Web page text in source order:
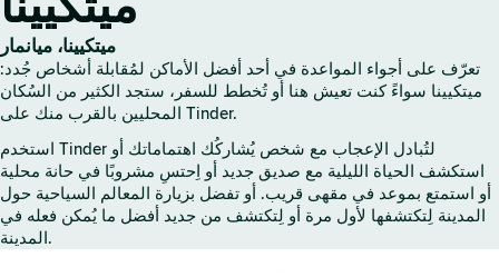
ئ
ي
س
ة
ل
ـ
T
ميتكيينا، ميانمار
تعرّف على أجواء المواعدة في أحد أفضل الأماكن لمُقابلة أشخاص جُدد:
ميتكيينا سواءً كنت تعيش هنا أو تُخطط للسفر، ستجد الكثير من السُكان
المحليين بالقرب منك على Tinder.
استخدم Tinder لتُبادل الإعجاب مع شخص يُشاركُك اهتماماتك أو
استكشف الحياة الليلية مع صديق جديد أو اِحتسِ مشروبًا في حانة محلية
أو استمتع بموعد في مقهى قريب. أو تفضل بزيارة المعالم السياحية حول
المدينة لِتكتشفها لأول مرة أو لِتكتشف من جديد أفضل ما يُمكن فعله في
المدينة.